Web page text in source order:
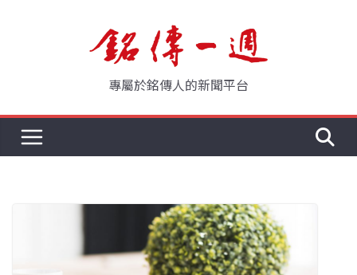
專屬於銘傳人的新聞平台